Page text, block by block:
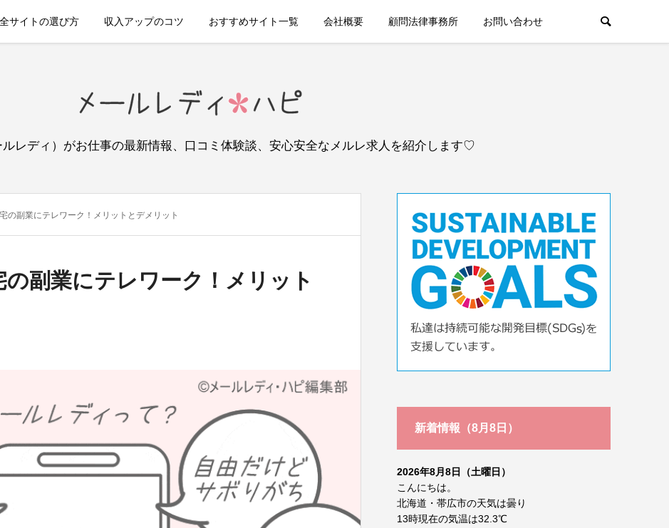
サイトの選び方 収入アップのコツ おすすめサイト一覧 会社概要 顧問法律事務所 お問い合わせ
レディ）がお仕事の最新情報、口コミ体験談、安心安全なメルレ求人を紹介します♡
の副業にテレワーク！メリットとデメリット
副業にテレワーク！メリット
新着情報（8月8日）
2026年8月8日（土曜日）
こんにちは。
北海道・帯広市の天気は曇り
13時現在の気温は32.3℃